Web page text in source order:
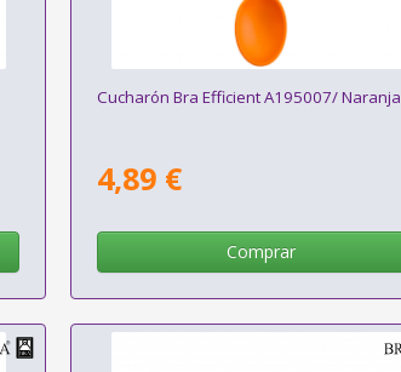
Cucharón Bra Efficient A195007/ Naranja
4,89 €
Comprar